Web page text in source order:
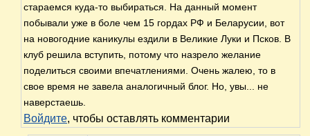
стараемся куда-то выбираться. На данный момент
побывали уже в боле чем 15 гордах РФ и Беларусии, вот
на новогодние каникулы ездили в Великие Луки и Псков. В
клуб решила вступить, потому что назрело желание
поделиться своими впечатлениями. Очень жалею, то в
свое время не завела аналогичный блог. Но, увы... не
наверстаешь.
Войдите, чтобы оставлять комментарии